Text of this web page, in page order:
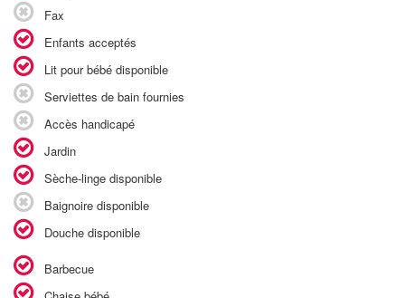
Fax
Enfants acceptés
Lit pour bébé disponible
Serviettes de bain fournies
Accès handicapé
Jardin
Sèche-linge disponible
Baignoire disponible
Douche disponible
Barbecue